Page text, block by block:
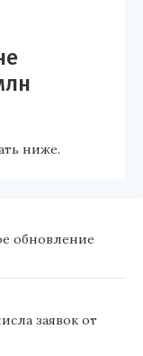
ниже.
обновление
заявок от